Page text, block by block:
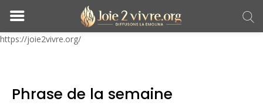
https://joie2vivre.org/
Phrase de la semaine